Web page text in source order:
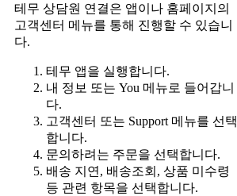
테무 상담원 연결은 앱이나 홈페이지의
고객센터 메뉴를 통해 진행할 수 있습니
다.
테무 앱을 실행합니다.
내 정보 또는 You 메뉴로 들어갑니
다.
고객센터 또는 Support 메뉴를 선택
합니다.
문의하려는 주문을 선택합니다.
배송 지연, 배송조회, 상품 미수령
등 관련 항목을 선택합니다.